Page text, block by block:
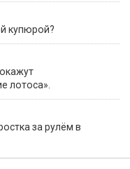
купюрой?
лотоса».
за рулём в